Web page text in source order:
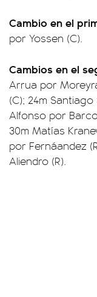
Cambio en el
por Yossen (C).
Cambios en el
Arrua por
(C); 24m
Alfonso por
30m Matías
por Fernáandez
Aliendro (R).